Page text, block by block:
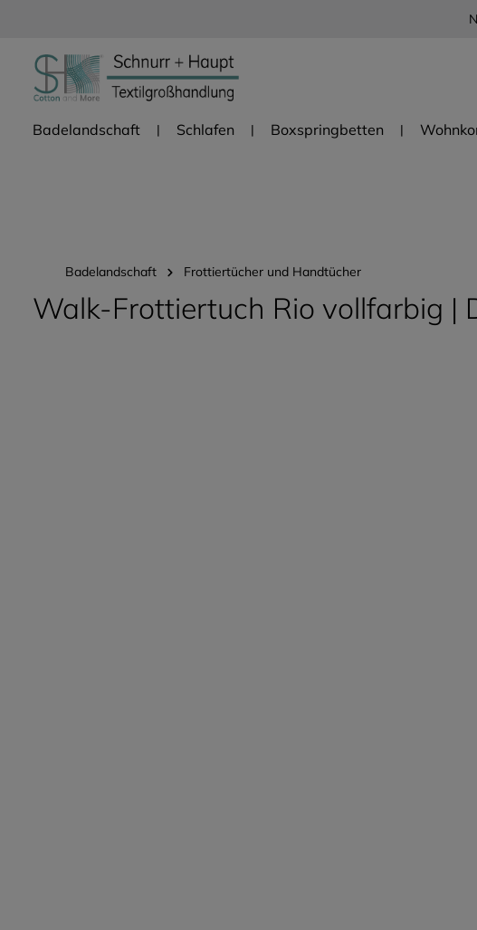
Badelandschaft Schlafen Boxspringbetten
Badelandschaft Frottiertücher und Handtücher
Walk-Frottiertuch Rio vollfarbig |